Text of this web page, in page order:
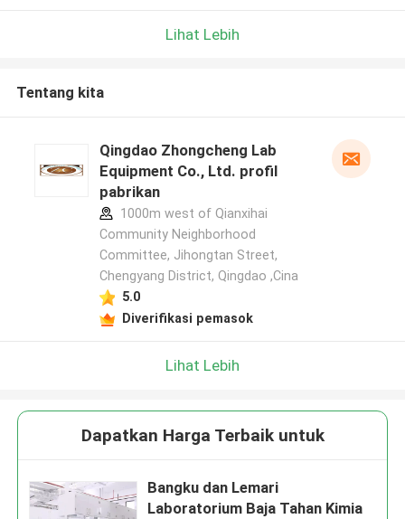
Lihat Lebih
Tentang kita
Qingdao Zhongcheng Lab
Equipment Co., Ltd. profil
pabrikan
1000m west of Qianxihai
Community Neighborhood
Committee, Jihongtan Street,
Chengyang District, Qingdao ,Cina
5.0
Diverifikasi pemasok
Lihat Lebih
Dapatkan Harga Terbaik untuk
Bangku dan Lemari
Laboratorium Baja Tahan Kimia